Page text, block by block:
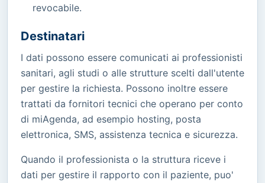
revocabile.
Destinatari
I dati possono essere comunicati ai professionisti
sanitari, agli studi o alle strutture scelti dall'utente
per gestire la richiesta. Possono inoltre essere
trattati da fornitori tecnici che operano per conto
di miAgenda, ad esempio hosting, posta
elettronica, SMS, assistenza tecnica e sicurezza.
Quando il professionista o la struttura riceve i
dati per gestire il rapporto con il paziente, puo'